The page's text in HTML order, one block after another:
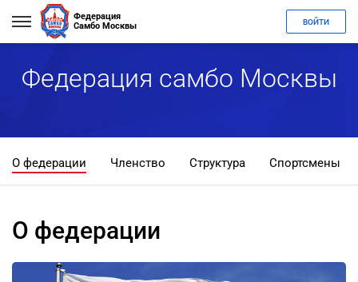
Федерация
Самбо Москвы
ВОЙТИ
Федерация самбо Москвы
О федерации Членство Структура Спортсмены
О федерации